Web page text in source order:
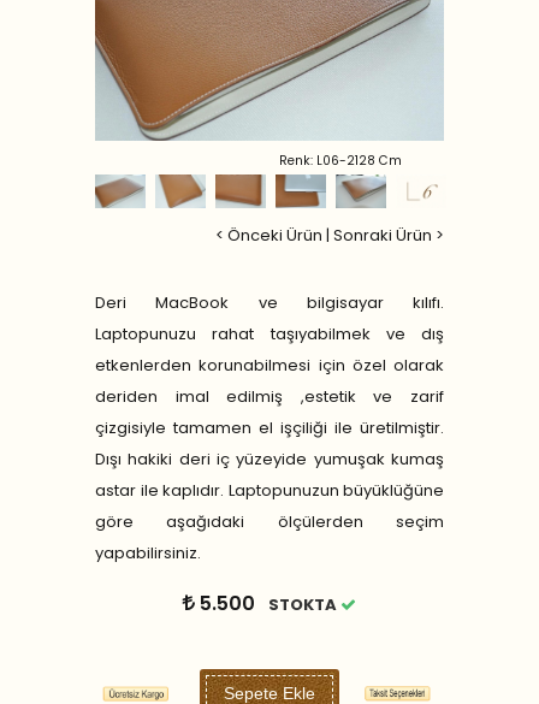
Renk: L06-2128 Cm
< Önceki Ürün | Sonraki Ürün >
Deri MacBook ve bilgisayar kılıfı.
Laptopunuzu rahat taşıyabilmek ve dış
etkenlerden korunabilmesi için özel olarak
deriden imal edilmiş ,estetik ve zarif
çizgisiyle tamamen el işçiliği ile üretilmiştir.
Dışı hakiki deri iç yüzeyide yumuşak kumaş
astar ile kaplıdır. Laptopunuzun büyüklüğüne
göre aşağıdaki ölçülerden seçim
yapabilirsiniz.
5.500 STOKTA
Sepete Ekle